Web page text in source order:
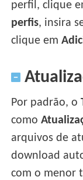
perfil, clique
perfis, insira
clique em
Por padrão, o
como
arquivos de
download
com o menor